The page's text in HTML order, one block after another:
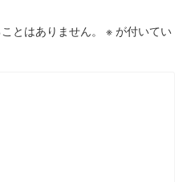
とはありません。 ※ が付いてい